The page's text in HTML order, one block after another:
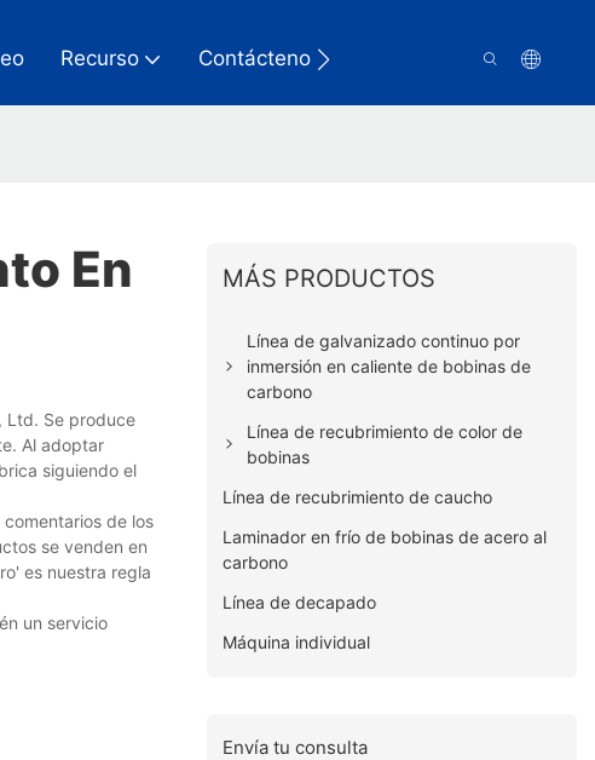
Recurso Contáctenos
En
Ltd. Se produce
Al adoptar
siguiendo el
de los
se venden en
es nuestra regla
un servicio
MÁS PRODUCTOS
Línea de galvanizado continuo por
inmersión en caliente de bobinas de
carbono
Línea de recubrimiento de color de
bobinas
Línea de recubrimiento de caucho
Laminador en frío de bobinas de acero al
carbono
Línea de decapado
Máquina individual
Envía tu consulta